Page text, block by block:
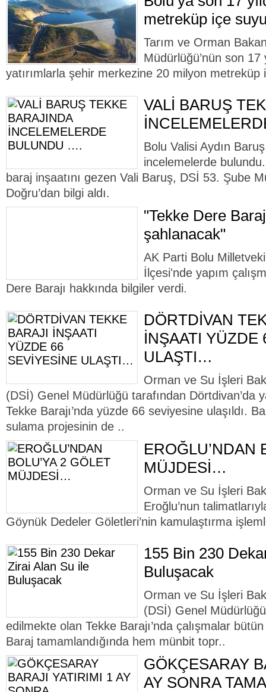
metreküp içe
Tarım ve Orman
Müdürlüğü’nün son 17
yatırımlarla şehir merkezine 20 milyon metreküp
VALİ BARUŞ
Bolu Valisi Aydın
incelemelerde
baraj inşaatını gezen Vali Baruş, DSİ 53. Şube
Doğru’dan bilgi aldı.
"Tekke Dere
şahlanacak"
AK Parti Bolu
İlçesi'nde yapım
Dere Barajı hakkında bilgiler verdi.
DÖRTDİVAN
İNŞAATI YÜZDE
ULAŞTI…
Orman ve Su İşleri
(DSİ) Genel Müdürlüğü tarafından Dörtdivan’da
Tekke Barajı’nda yüzde 66 seviyesine ulaşıldı.
sulama projesinin de ..
EROĞLU’NDAN
MÜJDESİ…
Orman ve Su İşleri
Eroğlu’nun
Göynük Dedeler Göletleri’nin kamulaştırma
155 Bin 230
Buluşacak
Orman ve Su İşleri
(DSİ) Genel
edilmekte olan Tekke Barajı’nda çalışmalar
Baraj tamamlandığında hem münbit topr..
GÖKÇESARAY
AY SONRA